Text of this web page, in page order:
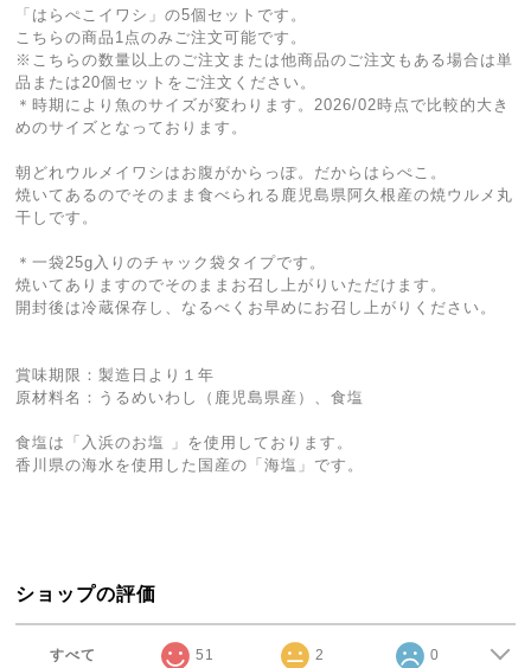
「はらぺこイワシ」の5個セットです。
こちらの商品1点のみご注文可能です。
※こちらの数量以上のご注文または他商品のご注文もある場合は単
品または20個セットをご注文ください。
＊時期により魚のサイズが変わります。2026/02時点で比較的大き
めのサイズとなっております。
朝どれウルメイワシはお腹がからっぽ。だからはらぺこ。
焼いてあるのでそのまま食べられる鹿児島県阿久根産の焼ウルメ丸
干しです。
＊一袋25g入りのチャック袋タイプです。
焼いてありますのでそのままお召し上がりいただけます。
開封後は冷蔵保存し、なるべくお早めにお召し上がりください。
賞味期限：製造日より１年
原材料名：うるめいわし（鹿児島県産）、食塩
食塩は「入浜のお塩 」を使用しております。
香川県の海水を使用した国産の「海塩」です。
ショップの評価
すべて 51 2 0